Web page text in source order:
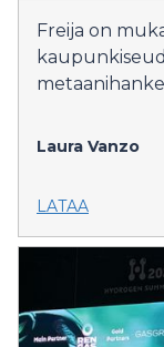
Freija on
Laura Vanzo
LATAA